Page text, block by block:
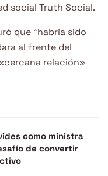
social Truth Social.
que “habría sido
al frente del
relación»
como ministra
de convertir